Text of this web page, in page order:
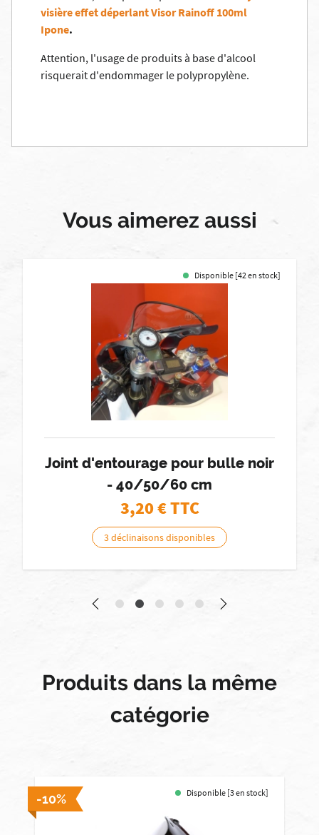
visière effet déperlant Visor Rainoff 100ml
Ipone.
Attention, l'usage de produits à base d'alcool
risquerait d'endommager le polypropylène.
Vous aimerez aussi
Disponible [42 en stock]
Joint d'entourage pour bulle noir
- 40/50/60 cm
3,20€ TTC
3 déclinaisons disponibles
Produits dans la même
catégorie
-10% Disponible [3 en stock]